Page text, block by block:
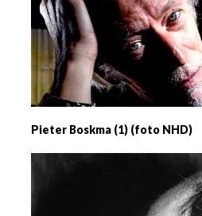
Pieter Boskma (1) (foto NHD)